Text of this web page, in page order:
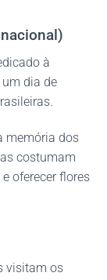
à
dia de
memória dos
costumam
oferecer flores
visitam os